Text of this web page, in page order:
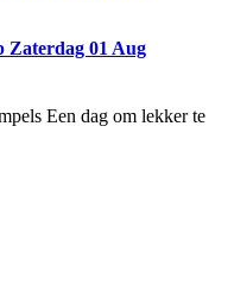
01 Aug
Een dag om lekker te